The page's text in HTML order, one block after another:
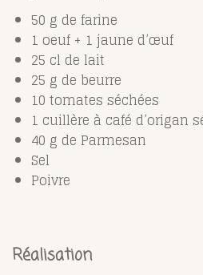
50 g de farine
1 oeuf + 1 jaune d’œuf
25 cl de lait
25 g de beurre
10 tomates séchées
1 cuillère à café d’origan
40 g de Parmesan
Sel
Poivre
Réalisation